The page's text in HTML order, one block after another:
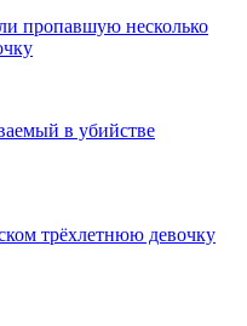
пропавшую несколько
в убийстве
трёхлетнюю девочку